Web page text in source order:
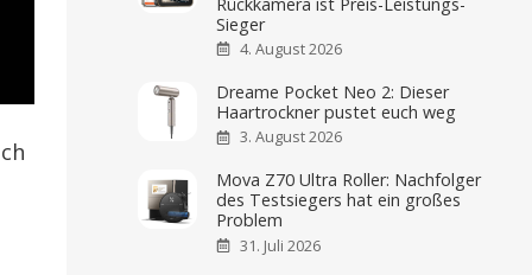
Sieger
4. August 2026
Dreame Pocket Neo 2: Dieser
Haartrockner pustet euch weg
3. August 2026
Mova Z70 Ultra Roller: Nachfolger
des Testsiegers hat ein großes
Problem
31. Juli 2026